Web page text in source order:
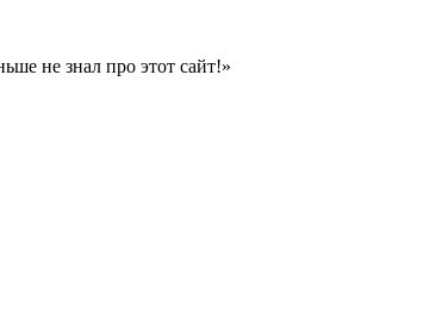
не знал про этот сайт!»